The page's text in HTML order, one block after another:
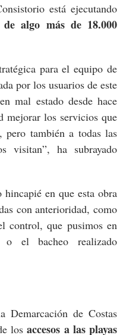
está ejecutando
algo más de 18.000
para el equipo de
por los usuarios de este
mal estado desde hace
mejorar los servicios que
pero también a todas las
visitan”, ha subrayado
en que esta obra
con anterioridad, como
control, que pusimos en
o el bacheo realizado
Demarcación de Costas
losaccesos a las playas